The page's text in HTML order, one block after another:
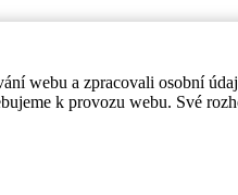
webu a zpracovali osobní
k provozu webu. Své